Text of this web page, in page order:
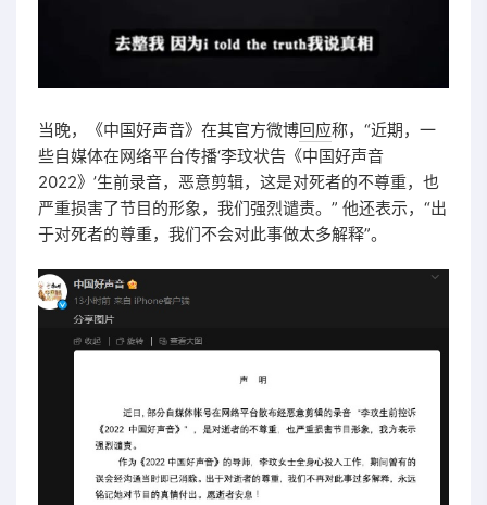
当晚，《中国好声音》在其官方微博回应称，“近期，一
些自媒体在网络平台传播‘李玟状告《中国好声音
2022》’生前录音，恶意剪辑，这是对死者的不尊重，也
严重损害了节目的形象，我们强烈谴责。” 他还表示，“出
于对死者的尊重，我们不会对此事做太多解释”。